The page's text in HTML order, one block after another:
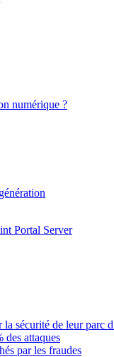
numérique ?
Portal Server
sécurité de leur parc
des attaques
par les fraudes